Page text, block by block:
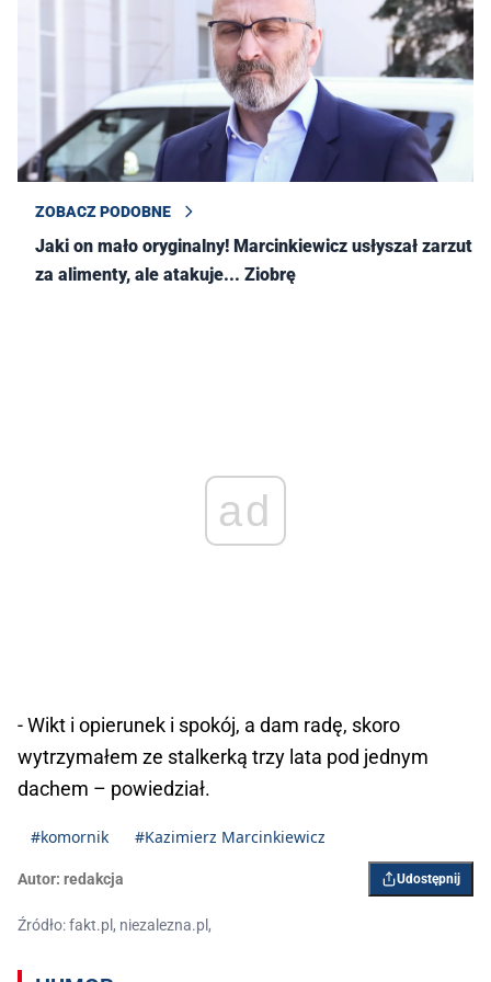
ZOBACZ PODOBNE
Jaki on mało oryginalny! Marcinkiewicz usłyszał zarzut
za alimenty, ale atakuje... Ziobrę
ad
- Wikt i opierunek i spokój, a dam radę, skoro
wytrzymałem ze stalkerką trzy lata pod jednym
dachem – powiedział.
#komornik #Kazimierz Marcinkiewicz
Autor: redakcja Udostępnij
Źródło: fakt.pl, niezalezna.pl,